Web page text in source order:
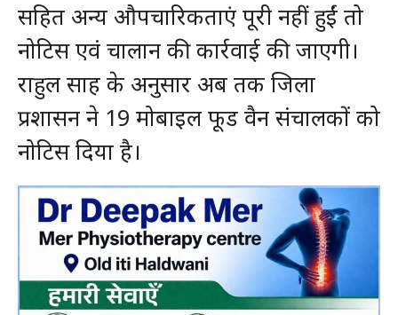
सहित अन्य औपचारिकताएं पूरी नहीं हुईं तो
नोटिस एवं चालान की कार्रवाई की जाएगी।
राहुल साह के अनुसार अब तक जिला
प्रशासन ने 19 मोबाइल फूड वैन संचालकों को
नोटिस दिया है।